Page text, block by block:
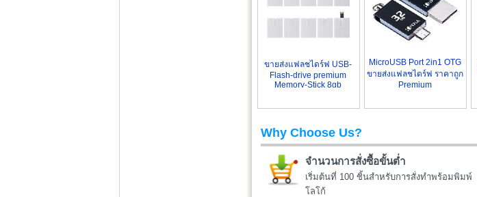
ขายส่งแฟลชไดร์ฟ USB-
Flash-drive premium
Memory-Stick 8gb
MicroUSB Port 2in1 OTG
ขายส่งแฟลชไดร์ฟ ราคาถูก
Premium
Why Choose Us?
จำนวนการสั่งซื้อขั้นต่ำ
เริ่มต้นที่ 100 ชิ้นสำหรับการสั่งทำพร้อมพิมพ์
โลโก้